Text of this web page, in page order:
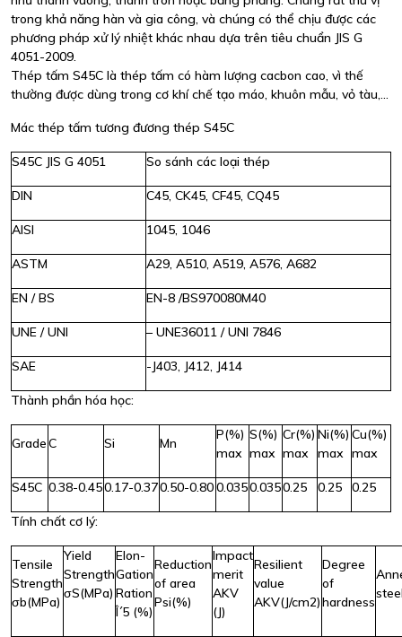
trong khả năng hàn và gia công, và chúng có thể chịu được các
phương pháp xử lý nhiệt khác nhau dựa trên tiêu chuẩn JIS G
4051-2009.
Thép tấm S45C là thép tấm có hàm lượng cacbon cao, vì thế
thường được dùng trong cơ khí chế tạo máo, khuôn mẫu, vỏ tàu,…
Mác thép tấm tương đương thép S45C
S45C JIS G 4051 So sánh các loại thép
DIN C45, CK45, CF45, CQ45
AISI 1045, 1046
ASTM A29, A510, A519, A576, A682
EN / BS EN-8 /BS970080M40
UNE / UNI – UNE36011 / UNI 7846
SAE -J403, J412, J414
Thành phần hóa học:
GradeC Si Mn
P(%)
max
S(%)
max
Cr(%)
max
Ni(%)
max
Cu(%)
max
S45C 0.38-0.450.17-0.370.50-0.800.0350.0350.25 0.25 0.25
Tính chất cơ lý:
Tensile
Strength
σb(MPa)
Yield
Strength
σS(MPa)
Elon-
Gation
Ration
Î´5 (%)
Reduction
of area
Psi(%)
Impact
merit
AKV
(J)
Resilient
value
AKV(J/cm2)
Degree
of
hardness